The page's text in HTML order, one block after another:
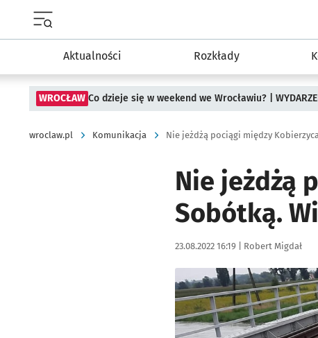
Aktualności Rozkłady
WROCŁAW Co dzieje się w weekend we Wrocławiu? |
wroclaw.pl Komunikacja Nie jeżdżą pociągi między
Nie jeżdżą
Sobótką.
Data publikacji:
23.08.2022 16:19 | Autor:
Robert Migdał
Kliknij, aby powiększyć